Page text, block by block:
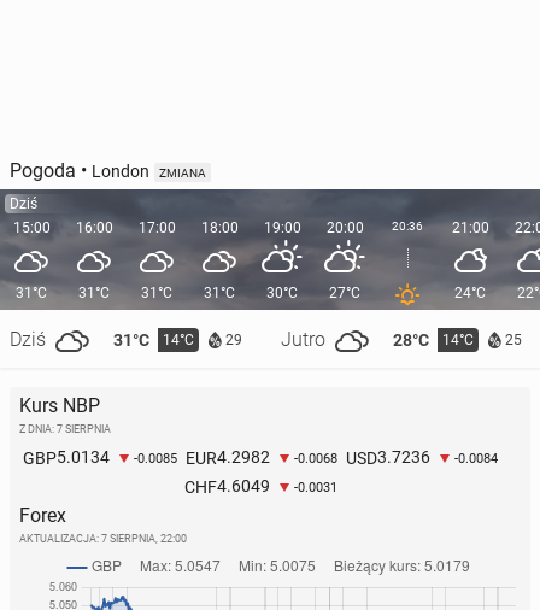
Pogoda • London ZMIANA
Dziś
15:00
31°C
Dziś 31°C 14°C 29 Jutro 28°C 14°C 25
16:00
31°C
17:00
31°C
18:00
31°C
19:00
30°C
20:00
27°C
20:36 21:00
24°C
Kurs NBP
Z DNIA: 7 SIERPNIA
GBP5.0134 -0.0085 EUR4.2982 -0.0068 USD3.7236 -0.0084
CHF4.6049 -0.0031
Forex
AKTUALIZACJA: 7 SIERPNIA, 22:00